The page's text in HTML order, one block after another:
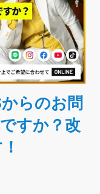
からのお問
すか？改